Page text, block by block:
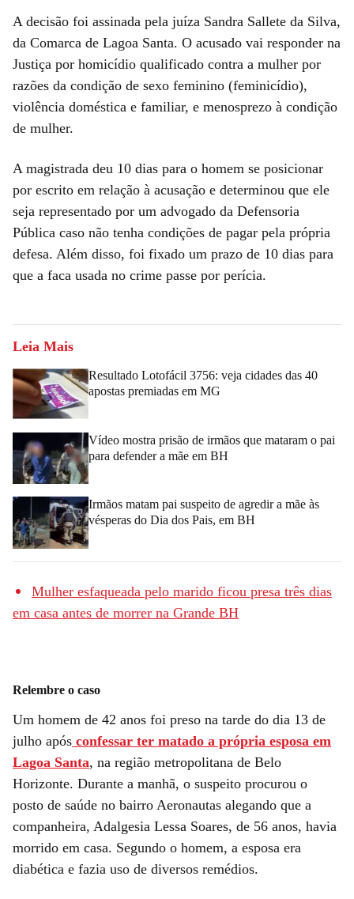
A decisão foi assinada pela juíza Sandra Sallete da Silva,
da Comarca de Lagoa Santa. O acusado vai responder na
Justiça por homicídio qualificado contra a mulher por
razões da condição de sexo feminino (feminicídio),
violência doméstica e familiar, e menosprezo à condição
de mulher.
A magistrada deu 10 dias para o homem se posicionar
por escrito em relação à acusação e determinou que ele
seja representado por um advogado da Defensoria
Pública caso não tenha condições de pagar pela própria
defesa. Além disso, foi fixado um prazo de 10 dias para
que a faca usada no crime passe por perícia.
Leia Mais
Resultado Lotofácil 3756: veja cidades das 40
apostas premiadas em MG
Vídeo mostra prisão de irmãos que mataram o pai
para defender a mãe em BH
Irmãos matam pai suspeito de agredir a mãe às
vésperas do Dia dos Pais, em BH
Mulher esfaqueada pelo marido ficou presa três dias
em casa antes de morrer na Grande BH
Relembre o caso
Um homem de 42 anos foi preso na tarde do dia 13 de
julho após confessar ter matado a própria esposa em
Lagoa Santa, na região metropolitana de Belo
Horizonte. Durante a manhã, o suspeito procurou o
posto de saúde no bairro Aeronautas alegando que a
companheira, Adalgesia Lessa Soares, de 56 anos, havia
morrido em casa. Segundo o homem, a esposa era
diabética e fazia uso de diversos remédios.